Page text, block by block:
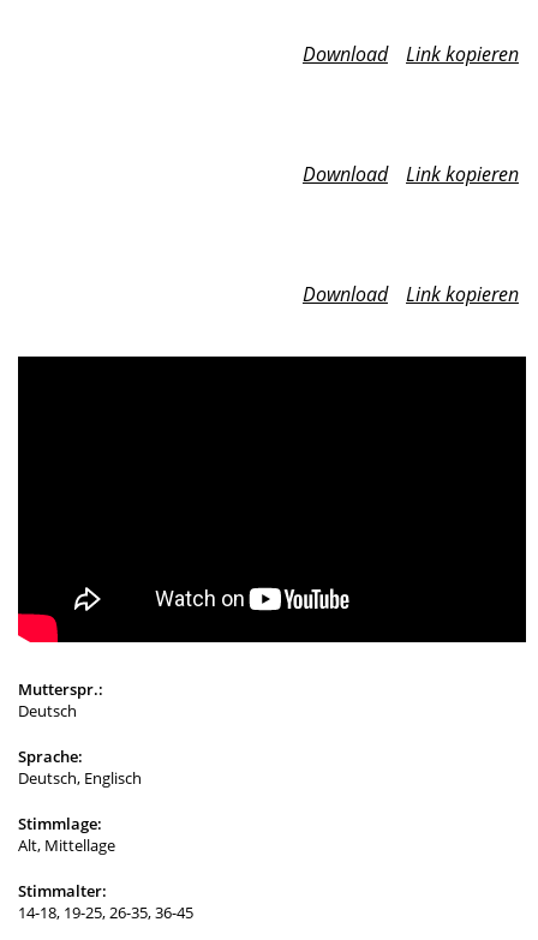
Mutterspr.:
Deutsch
Sprache:
Deutsch, Englisch
Stimmlage:
Alt, Mittellage
Stimmalter:
14-18, 19-25, 26-35, 36-45
Download Link kopieren
Download Link kopieren
Download Link kopieren